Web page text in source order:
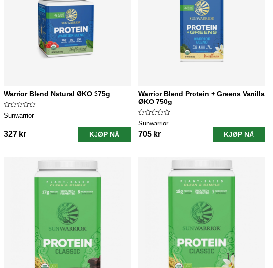
Warrior Blend Natural ØKO 375g
Sunwarrior
327 kr KJØP NÅ
Warrior Blend Protein + Greens Vanilla
ØKO 750g
Sunwarrior
705 kr KJØP NÅ